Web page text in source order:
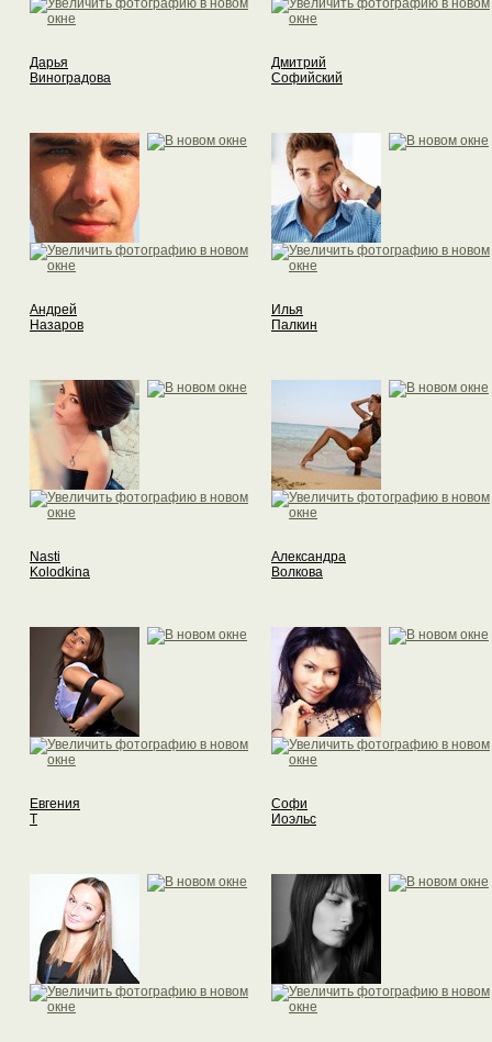
Дарья
Виноградова
Дмитрий
Софийский
Андрей
Назаров
Илья
Палкин
Nasti
Kolodkina
Александра
Волкова
Евгения
Т
Софи
Иоэльс